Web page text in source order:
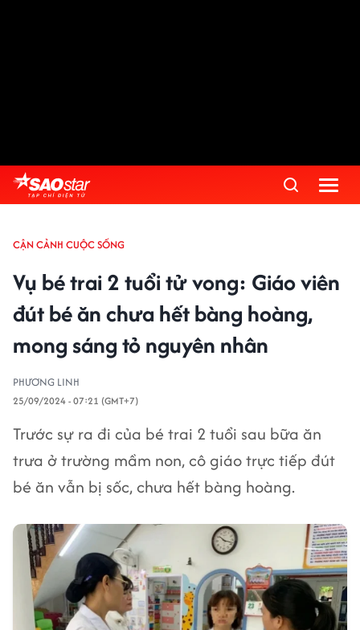
CẬN CẢNH CUỘC SỐNG
Vụ bé trai 2 tuổi tử vong: Giáo viên
đút bé ăn chưa hết bàng hoàng,
mong sáng tỏ nguyên nhân
PHƯƠNG LINH
25/09/2024 - 07:21 (GMT+7)
Trước sự ra đi của bé trai 2 tuổi sau bữa ăn
trưa ở trường mầm non, cô giáo trực tiếp đút
bé ăn vẫn bị sốc, chưa hết bàng hoàng.